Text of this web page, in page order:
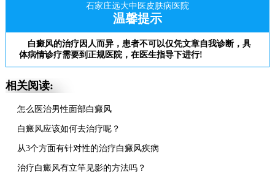
石家庄远大中医皮肤病医院
温馨提示
白癜风的治疗因人而异，患者不可以仅凭文章自我诊断，具
体病情诊疗需要到正规医院，在医生指导下进行!
相关阅读:
怎么医治男性面部白癜风
白癜风应该如何去治疗呢？
从3个方面有针对性的治疗白癜风疾病
治疗白癜风有立竿见影的方法吗？